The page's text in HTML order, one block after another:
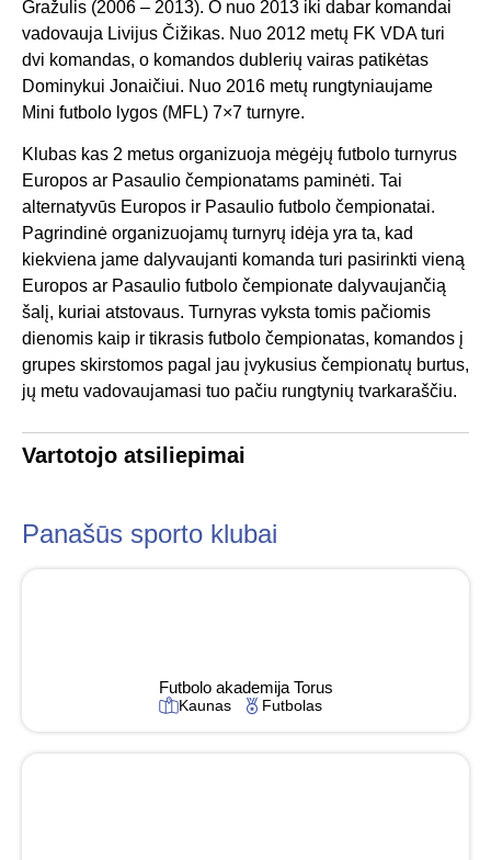
Gražulis (2006 – 2013). O nuo 2013 iki dabar komandai
vadovauja Livijus Čižikas. Nuo 2012 metų FK VDA turi
dvi komandas, o komandos dublerių vairas patikėtas
Dominykui Jonaičiui. Nuo 2016 metų rungtyniaujame
Mini futbolo lygos (MFL) 7×7 turnyre.
Klubas kas 2 metus organizuoja mėgėjų futbolo turnyrus
Europos ar Pasaulio čempionatams paminėti. Tai
alternatyvūs Europos ir Pasaulio futbolo čempionatai.
Pagrindinė organizuojamų turnyrų idėja yra ta, kad
kiekviena jame dalyvaujanti komanda turi pasirinkti vieną
Europos ar Pasaulio futbolo čempionate dalyvaujančią
šalį, kuriai atstovaus. Turnyras vyksta tomis pačiomis
dienomis kaip ir tikrasis futbolo čempionatas, komandos į
grupes skirstomos pagal jau įvykusius čempionatų burtus,
jų metu vadovaujamasi tuo pačiu rungtynių tvarkaraščiu.
Vartotojo atsiliepimai
Panašūs sporto klubai
Futbolo akademija Torus
Kaunas Futbolas